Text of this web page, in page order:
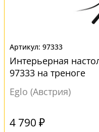
97333
Интерьерная
97333 на треноге
Eglo (Австрия)
4 790 ₽